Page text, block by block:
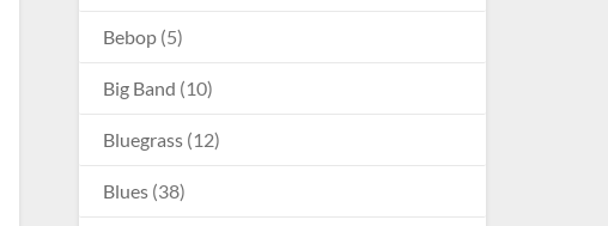
Bebop (5)
Big Band (10)
Bluegrass (12)
Blues (38)